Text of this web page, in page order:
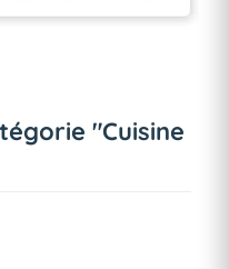
"Cuisine